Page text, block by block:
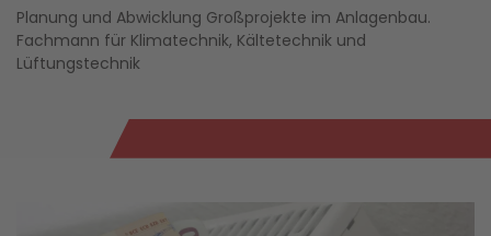
Planung und Abwicklung Großprojekte im Anlagenbau.
Fachmann für Klimatechnik, Kältetechnik und
Lüftungstechnik